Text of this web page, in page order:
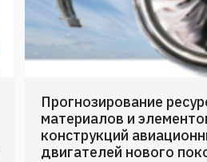
Прогнозирование
материалов и
конструкций
двигателей нового